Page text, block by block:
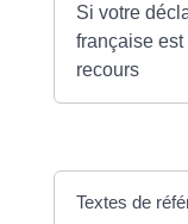
Si votre
française est
recours
Textes de